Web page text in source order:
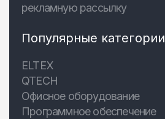
рекламную рассылку
Популярные категории
ELTEX
QTECH
Офисное оборудование
Программное обеспечение